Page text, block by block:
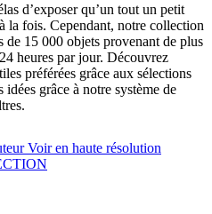
d’exposer qu’un tout un petit
la fois. Cependant, notre collection
de 15 000 objets provenant de plus
heures par jour. Découvrez
préférées grâce aux sélections
grâce à notre système de
Voir en haute résolution